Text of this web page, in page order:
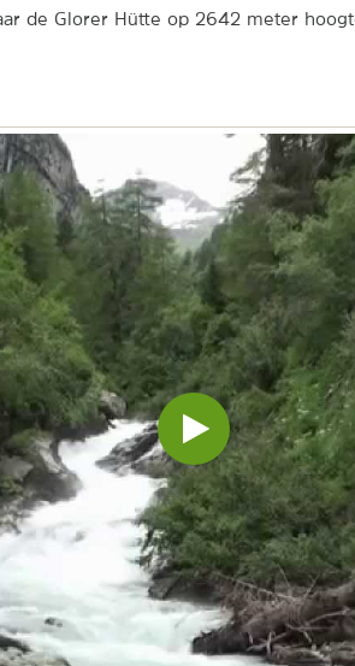
de Glorer Hütte op 2642 meter
Video
inladen
afspelen